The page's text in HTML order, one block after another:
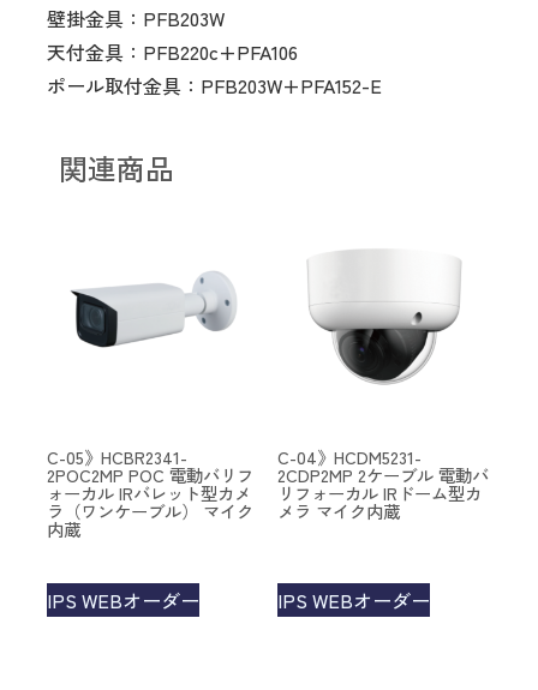
壁掛金具：PFB203W
天付金具：PFB220c+PFA106
ポール取付金具：PFB203W+PFA152-E
関連商品
C-05》HCBR2341-
2POC2MP POC 電動バリフ
ォーカル IRバレット型カメ
ラ（ワンケーブル） マイク
内蔵
IPS WEBオーダー
C-04》HCDM5231-
2CDP2MP 2ケーブル 電動バ
リフォーカル IRドーム型カ
メラ マイク内蔵
IPS WEBオーダー